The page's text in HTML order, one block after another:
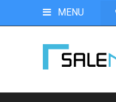
MENU